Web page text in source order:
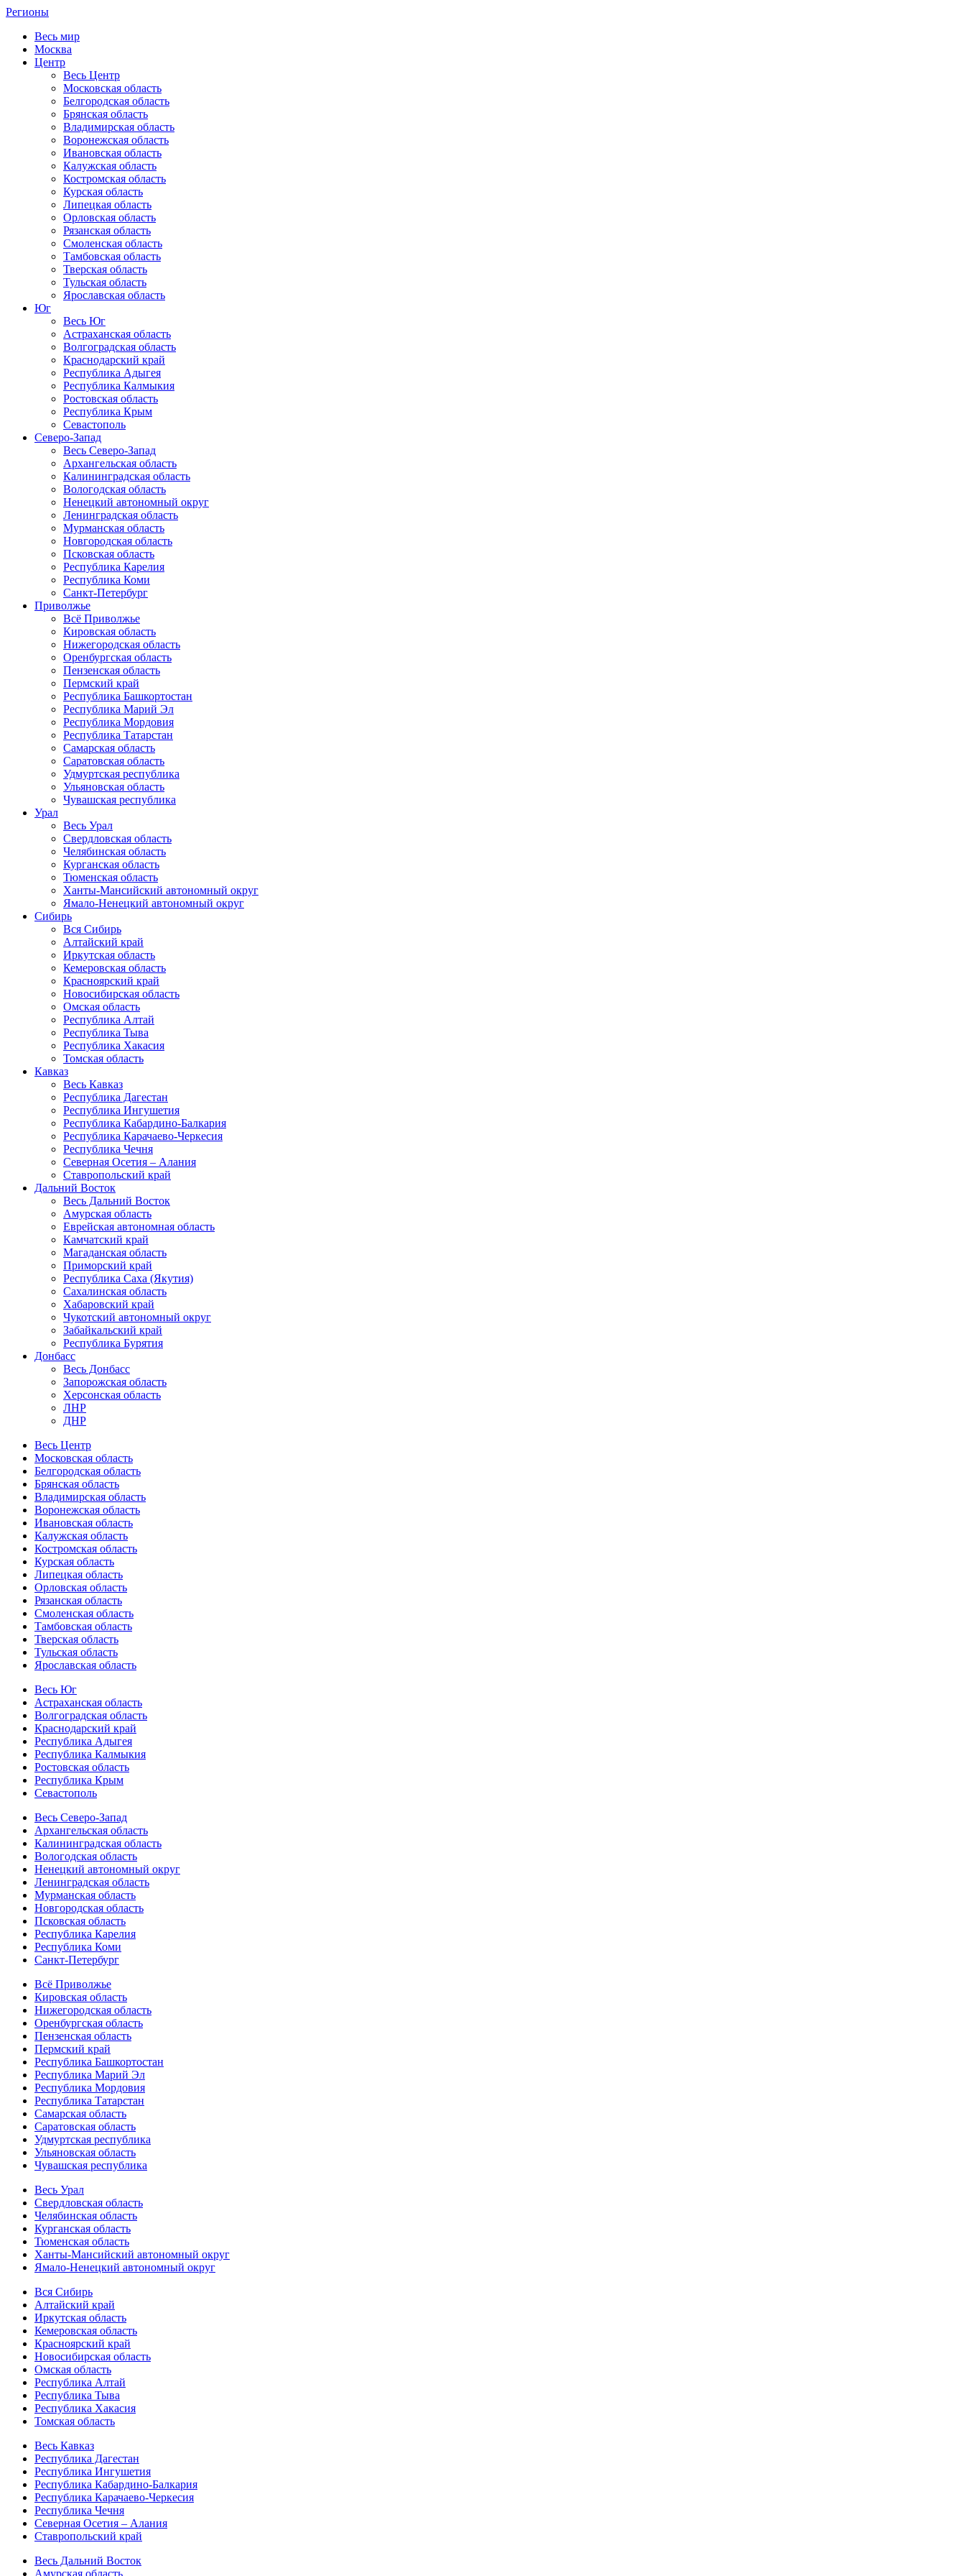
Регионы
Весь мир
Москва
Центр
Весь Центр
Московская область
Белгородская область
Брянская область
Владимирская область
Воронежская область
Ивановская область
Калужская область
Костромская область
Курская область
Липецкая область
Орловская область
Рязанская область
Смоленская область
Тамбовская область
Тверская область
Тульская область
Ярославская область
Юг
Весь Юг
Астраханская область
Волгоградская область
Краснодарский край
Республика Адыгея
Республика Калмыкия
Ростовская область
Республика Крым
Севастополь
Северо-Запад
Весь Северо-Запад
Архангельская область
Калининградская область
Вологодская область
Ненецкий автономный округ
Ленинградская область
Мурманская область
Новгородская область
Псковская область
Республика Карелия
Республика Коми
Санкт-Петербург
Приволжье
Всё Приволжье
Кировская область
Нижегородская область
Оренбургская область
Пензенская область
Пермский край
Республика Башкортостан
Республика Марий Эл
Республика Мордовия
Республика Татарстан
Самарская область
Саратовская область
Удмуртская республика
Ульяновская область
Чувашская республика
Урал
Весь Урал
Свердловская область
Челябинская область
Курганская область
Тюменская область
Ханты-Мансийский автономный округ
Ямало-Ненецкий автономный округ
Сибирь
Вся Сибирь
Алтайский край
Иркутская область
Кемеровская область
Красноярский край
Новосибирская область
Омская область
Республика Алтай
Республика Тыва
Республика Хакасия
Томская область
Кавказ
Весь Кавказ
Республика Дагестан
Республика Ингушетия
Республика Кабардино-Балкария
Республика Карачаево-Черкесия
Республика Чечня
Северная Осетия – Алания
Ставропольский край
Дальний Восток
Весь Дальний Восток
Амурская область
Еврейская автономная область
Камчатский край
Магаданская область
Приморский край
Республика Саха (Якутия)
Сахалинская область
Хабаровский край
Чукотский автономный округ
Забайкальский край
Республика Бурятия
Донбасс
Весь Донбасс
Запорожская область
Херсонская область
ЛНР
ДНР
Весь Центр
Московская область
Белгородская область
Брянская область
Владимирская область
Воронежская область
Ивановская область
Калужская область
Костромская область
Курская область
Липецкая область
Орловская область
Рязанская область
Смоленская область
Тамбовская область
Тверская область
Тульская область
Ярославская область
Весь Юг
Астраханская область
Волгоградская область
Краснодарский край
Республика Адыгея
Республика Калмыкия
Ростовская область
Республика Крым
Севастополь
Весь Северо-Запад
Архангельская область
Калининградская область
Вологодская область
Ненецкий автономный округ
Ленинградская область
Мурманская область
Новгородская область
Псковская область
Республика Карелия
Республика Коми
Санкт-Петербург
Всё Приволжье
Кировская область
Нижегородская область
Оренбургская область
Пензенская область
Пермский край
Республика Башкортостан
Республика Марий Эл
Республика Мордовия
Республика Татарстан
Самарская область
Саратовская область
Удмуртская республика
Ульяновская область
Чувашская республика
Весь Урал
Свердловская область
Челябинская область
Курганская область
Тюменская область
Ханты-Мансийский автономный округ
Ямало-Ненецкий автономный округ
Вся Сибирь
Алтайский край
Иркутская область
Кемеровская область
Красноярский край
Новосибирская область
Омская область
Республика Алтай
Республика Тыва
Республика Хакасия
Томская область
Весь Кавказ
Республика Дагестан
Республика Ингушетия
Республика Кабардино-Балкария
Республика Карачаево-Черкесия
Республика Чечня
Северная Осетия – Алания
Ставропольский край
Весь Дальний Восток
Амурская область